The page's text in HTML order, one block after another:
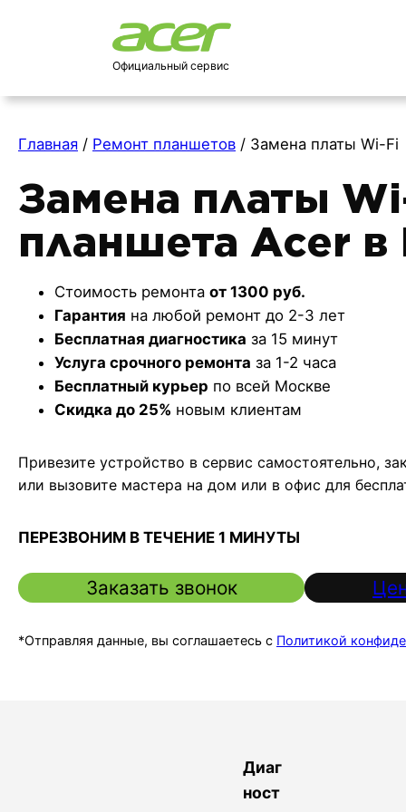
Официальный сервис
Главная / Ремонт планшетов / Замена платы Wi-Fi
Замена платы
планшета Acer в
Стоимость ремонта от 1300 руб.
Гарантия на любой ремонт до 2-3 лет
Бесплатная диагностика за 15 минут
Услуга срочного ремонта за 1-2 часа
Бесплатный курьер по всей Москве
Скидка до 25% новым клиентам
Привезите устройство в сервис самостоятельно,
или вызовите мастера на дом или в офис для
ПЕРЕЗВОНИМ В ТЕЧЕНИЕ 1 МИНУТЫ
Заказать звонок
*Отправляя данные, вы соглашаетесь с Политикой
Диаг
ност